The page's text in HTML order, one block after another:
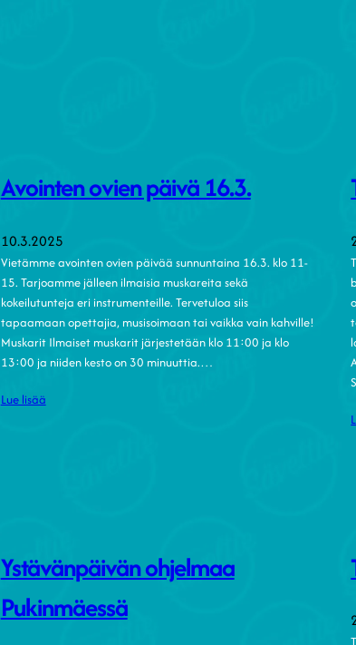
Avointen ovien päivä 16.3.
10.3.2025
Vietämme avointen ovien päivää sunnuntaina 16.3. klo 11-
15. Tarjoamme jälleen ilmaisia muskareita sekä
kokeilutunteja eri instrumenteille. Tervetuloa siis
tapaamaan opettajia, musisoimaan tai vaikka vain kahville!
Muskarit Ilmaiset muskarit järjestetään klo 11:00 ja klo
13:00 ja niiden kesto on 30 minuuttia.…
Lue lisää
Ystävänpäivän ohjelmaa
Pukinmäessä